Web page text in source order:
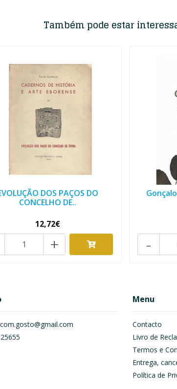
Também pode estar
DOS PAÇOS DO
CONCELHO DE..
12,72€
+ -
Menu
Contacto
Livro de
Termos e
Entrega,
Política de